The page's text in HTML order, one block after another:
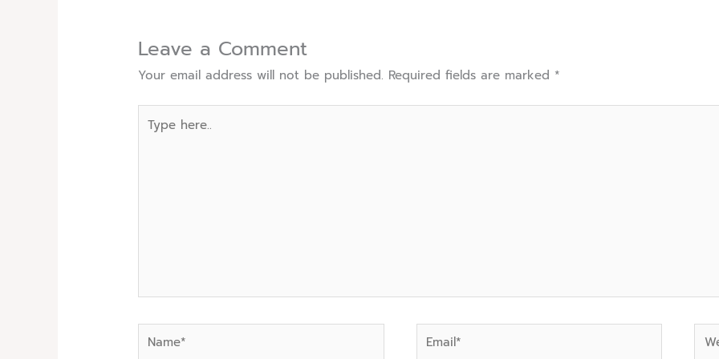
Leave a Comment
Your email address will not be published. Required fields are marked *
here..
Name* Email*